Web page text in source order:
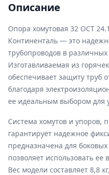
Описание
Опора хомутовая 32 ОСТ
Континенталь — это
трубопроводов в различных
Изготавливаемая из
обеспечивает защиту труб
благодаря
ее идеальным выбором для
Система хомутов и упоров,
гарантирует надежное
предназначена для
позволяет использовать
Вес модели составляет 8,8